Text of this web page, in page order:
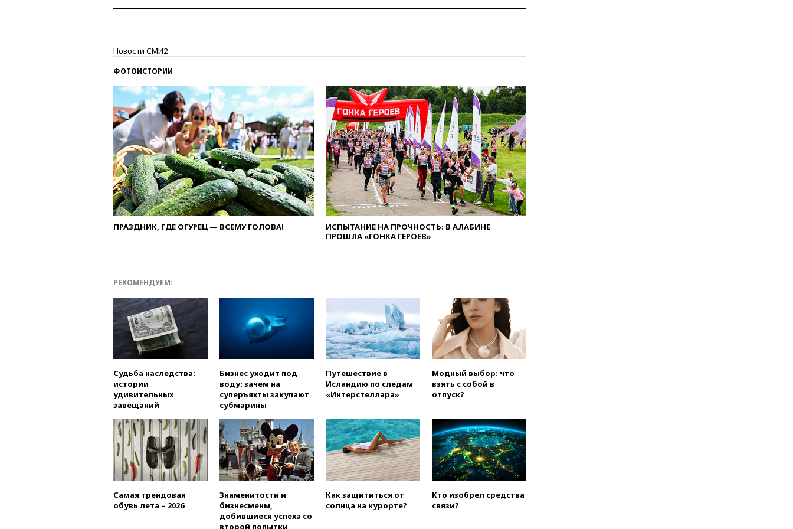
вчера, 20:12Минобороны
был украинским
нефтяной компании ADNOC в
Ормузе
вчера, 18:56«Газпром»: объем
газа в европейских подземных
хранилищах достиг
антирекорда
вчера, 18:25ТАСС: Уиткофф и
Кушнер могут вскоре посетить
Москву и Киев
вчера, 17:43«Тиса» выдвинула
экс-председателя Верховного
суда на пост президента
Венгрии
взорвался вблизи
газопровода в Болгарии
вчера, 15:25При атаке БПЛА в
Белгородской области погиб
мирный житель
вчера, 14:54 В Аргентине умер
отец футболиста Лионеля
ограничила судоходство в
Черном море
вчера, 14:20Генпрокурором
США стал Тодд Бланш
вчера, 13:37Пляжи
Геленджика закрыты из-за
опасности БПЛА
Новости СМИ2
ФОТОИСТОРИИ
ПРАЗДНИК, ГДЕ ОГУРЕЦ — ВСЕМУ ГОЛОВА!
ИСПЫТАНИЕ НА ПРОЧНОСТЬ: В АЛАБИНЕ
ПРОШЛА «ГОНКА ГЕРОЕВ»
РЕКОМЕНДУЕМ:
Судьба наследства:
истории
удивительных
завещаний
Бизнес уходит под
воду: зачем на
суперъяхты закупают
субмарины
Путешествие в
Исландию по следам
«Интерстеллара»
Модный выбор: что
взять с собой в
отпуск?
Самая трендовая
обувь лета – 2026
Знаменитости и
бизнесмены,
добившиеся успеха со
второй попытки
Как защититься от
солнца на курорте?
Кто изобрел средства
связи?